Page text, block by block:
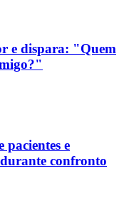
e dispara: "Quem
pacientes e
confronto